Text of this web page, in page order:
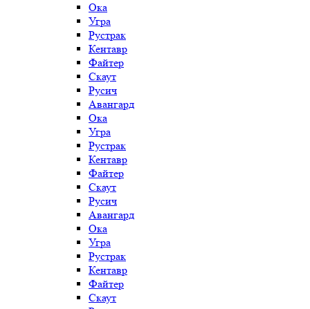
Ока
Угра
Рустрак
Кентавр
Файтер
Скаут
Русич
Авангард
Ока
Угра
Рустрак
Кентавр
Файтер
Скаут
Русич
Авангард
Ока
Угра
Рустрак
Кентавр
Файтер
Скаут